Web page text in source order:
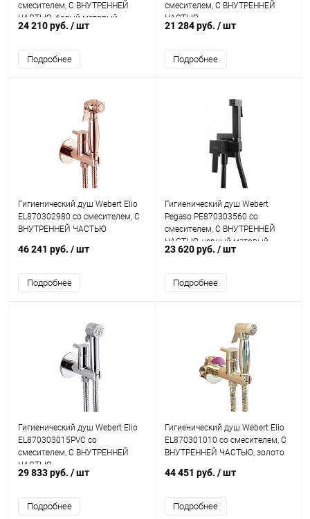
смесителем, С ВНУТРЕННЕЙ
ЧАСТЬЮ, белый матовый
24 210 руб. / шт
Подробнее
смесителем, С ВНУТРЕННЕЙ
ЧАСТЬЮ
21 284 руб. / шт
Подробнее
Гигиенический душ Webert Elio
EL870302980 со смесителем, С
ВНУТРЕННЕЙ ЧАСТЬЮ
46 241 руб. / шт
Подробнее
Гигиенический душ Webert
Pegaso PE870303560 со
смесителем, С ВНУТРЕННЕЙ
ЧАСТЬЮ, черный матовый
23 620 руб. / шт
Подробнее
Гигиенический душ Webert Elio
EL870303015PVC со
смесителем, С ВНУТРЕННЕЙ
ЧАСТЬЮ
29 833 руб. / шт
Подробнее
Гигиенический душ Webert Elio
EL870301010 со смесителем, С
ВНУТРЕННЕЙ ЧАСТЬЮ, золото
44 451 руб. / шт
Подробнее